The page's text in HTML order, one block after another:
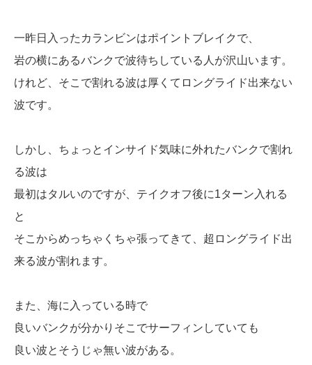
一昨日入ったカランビンはポイントブレイクで、
岩の横にあるバンクで波待ちしている人が沢山います。
けれど、そこで割れる波は厚くてロングライド出来ない
波です。
しかし、ちょっとインサイド気味に外れたバンクで割れ
る波は
最初はタルいのですが、テイクオフ後に1ターン入れる
と
そこからめっちゃくちゃ張ってきて、超ロングライド出
来る波が割れます。
また、海に入っている時で
良いバンクが分かりそこでサーフィンしていても
良い波とそうじゃ無い波がある。